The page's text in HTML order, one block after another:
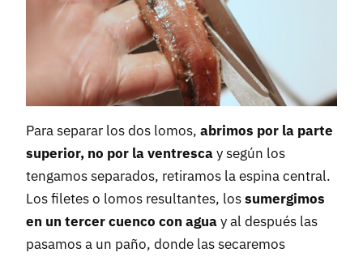
Para separar los dos lomos, abrimos por la parte
superior, no por la ventrescay según los
tengamos separados, retiramos la espina central.
Los filetes o lomos resultantes, lossumergimos
en un tercer cuenco con aguay al después las
pasamos a un paño, donde las secaremos